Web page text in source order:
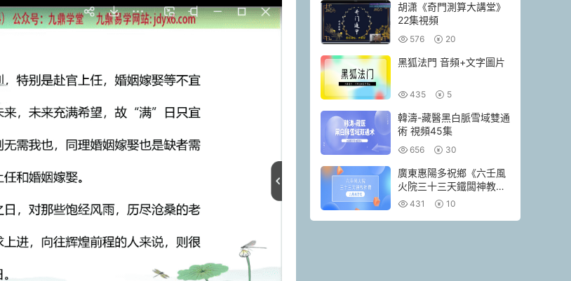
胡潇《奇門測算大講堂》
22集視頻
576 20
黑狐法門 音頻+文字圖片
435 5
韓濤-藏醫黑白脈雪域雙通
術 視頻45集
656 30
廣東惠陽多祝鄉《六壬風
火院三十三天鐵闆神教》
4本pdf
431 10